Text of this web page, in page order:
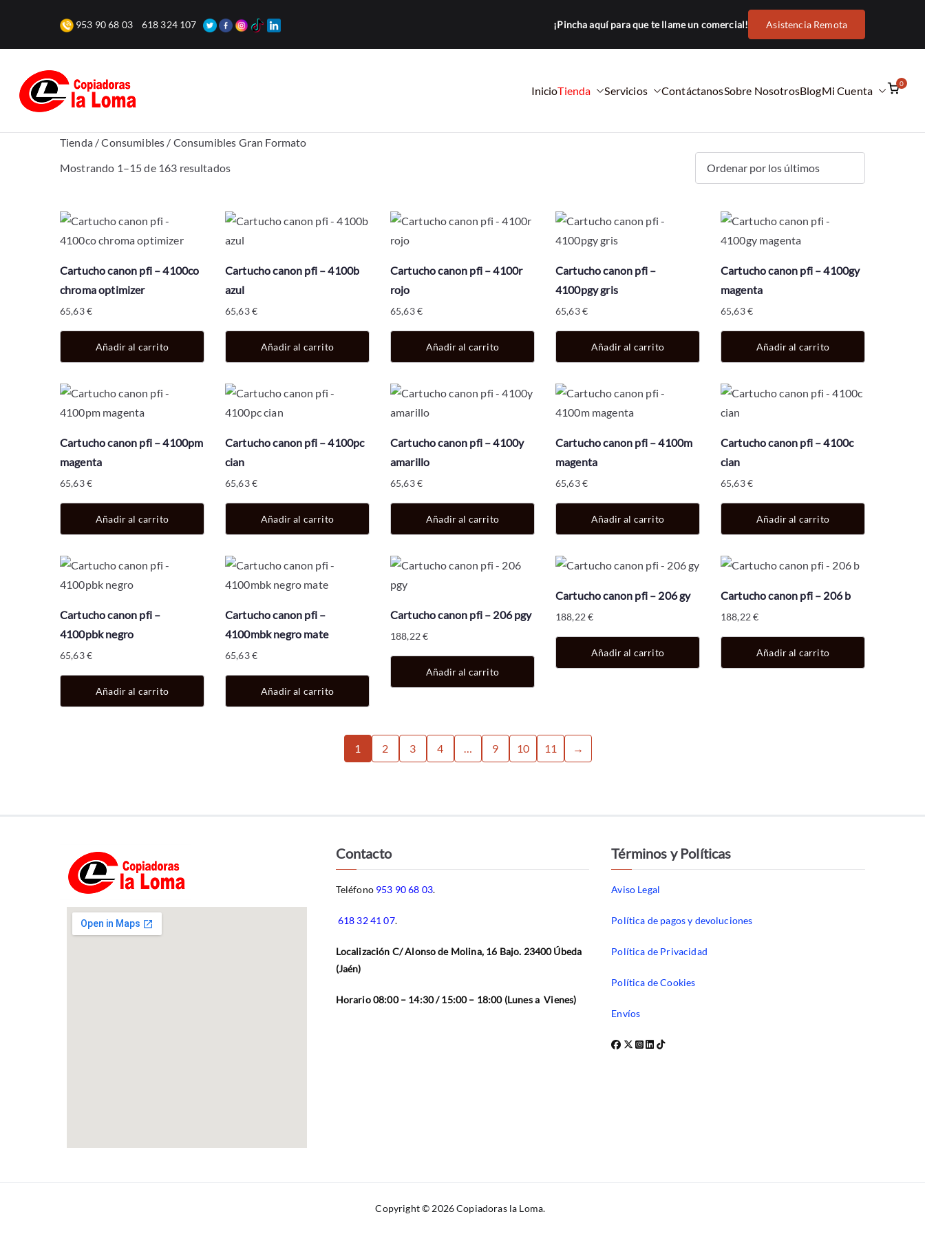
contenido
953 90 68 03 618 324 107 ¡Pincha aquí para que te llame un comercial! Asistencia Remota
InicioTienda Servicios ContáctanosSobre NosotrosBlogMi Cuenta
0
Tienda/Consumibles / Consumibles Gran Formato
Mostrando 1–15 de 163 resultadosO
e
n
a
r
o
s
ú
l
o
s
Cartucho canon pfi – 4100co
chroma optimizer
65,63€
Añadir al carrito
Cartucho canon pfi – 4100b
azul
65,63€
Añadir al carrito
Cartucho canon pfi – 4100r
rojo
65,63€
Añadir al carrito
Cartucho canon pfi –
4100pgy gris
65,63€
Añadir al carrito
Cartucho canon pfi – 4100gy
magenta
65,63€
Añadir al carrito
Cartucho canon pfi – 4100pm
magenta
65,63€
Añadir al carrito
Cartucho canon pfi – 4100pc
cian
65,63€
Añadir al carrito
Cartucho canon pfi – 4100y
amarillo
65,63€
Añadir al carrito
Cartucho canon pfi – 4100m
magenta
65,63€
Añadir al carrito
Cartucho canon pfi – 4100c
cian
65,63€
Añadir al carrito
Cartucho canon pfi –
4100pbk negro
65,63€
Añadir al carrito
Cartucho canon pfi –
4100mbk negro mate
65,63€
Añadir al carrito
Cartucho canon pfi – 206 pgy
188,22€
Añadir al carrito
Cartucho canon pfi – 206 gy
188,22€
Añadir al carrito
Cartucho canon pfi – 206 b
188,22€
Añadir al carrito
1 2 3 4 … 9 10 11 →
Contacto
Teléfono 953 90 68 03.
618 32 41 07.
Localización C/ Alonso de Molina, 16 Bajo. 23400 Úbeda
(Jaén)
Horario 08:00 – 14:30 / 15:00 – 18:00 (Lunes a Vienes)
Términos y Políticas
Aviso Legal
Política de pagos y devoluciones
Política de Privacidad
Política de Cookies
Envíos
Copyright © 2026Copiadoras la Loma.